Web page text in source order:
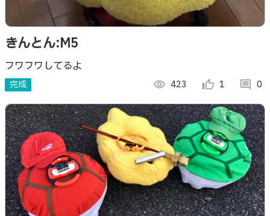
きんとん:M5
フワフワしてるよ
完成 visibility 423 thumb_up_alt 1 comment 0